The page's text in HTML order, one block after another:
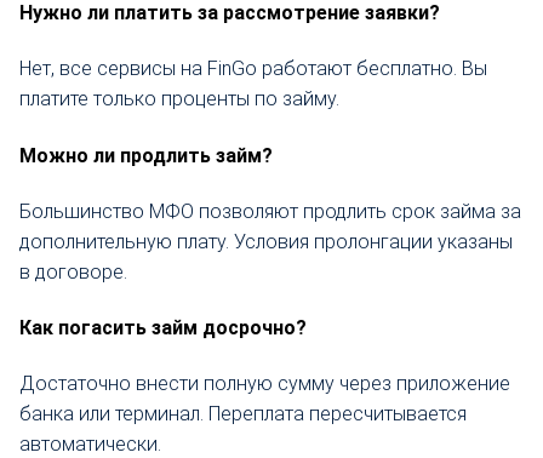
Нужно ли платить за рассмотрение заявки?
Нет, все сервисы на FinGo работают бесплатно. Вы
платите только проценты по займу.
Можно ли продлить займ?
Большинство МФО позволяют продлить срок займа за
дополнительную плату. Условия пролонгации указаны
в договоре.
Как погасить займ досрочно?
Достаточно внести полную сумму через приложение
банка или терминал. Переплата пересчитывается
автоматически.